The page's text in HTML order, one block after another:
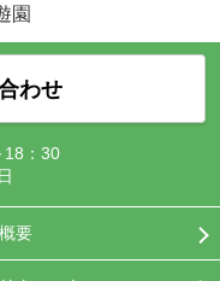
園
わせ
18：30
要